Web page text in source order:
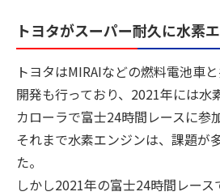
トヨタがスーパー耐久に水素
トヨタはMIRAIなどの燃料電池車
開発も行っており、2021年には水
カローラで富士24時間レースに参
それまで水素エンジンは、課題が
た。
しかし2021年の富士24時間レース